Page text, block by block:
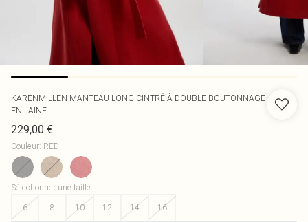
KARENMILLEN MANTEAU LONG CINTRÉ À DOUBLE BOUTONNAGE
EN LAINE
229,00 €
Couleur: RED
Sélectionner une taille:
6
8 10 12 14 16